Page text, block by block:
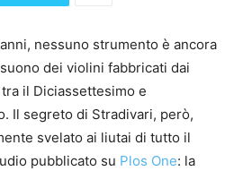
nessuno strumento è ancora
dei violini fabbricati dai
il Diciassettesimo e
Il segreto di Stradivari, però,
svelato ai liutai di tutto il
pubblicato su Plos One: la